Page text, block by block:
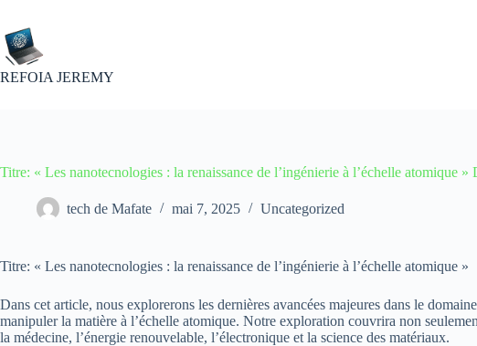
contenu
REFOIA JEREMY
Titre: « Les nanotecnologies : la renaissance de l’ingénierie à l’échelle atomique »
tech de Mafate mai 7, 2025 Uncategorized
Titre: « Les nanotecnologies : la renaissance de l’ingénierie à l’échelle atomique »
Dans cet article, nous explorerons les dernières avancées majeures dans le
manipuler la matière à l’échelle atomique. Notre exploration couvrira non
la médecine, l’énergie renouvelable, l’électronique et la science des matériaux.